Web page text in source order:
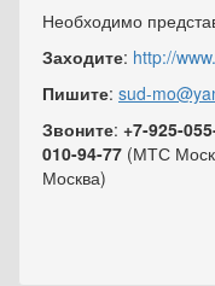
Необходимо
Заходите: http://
Пишите: sud-
Звоните: +7-925-
010-94-77 (МТС
Москва)